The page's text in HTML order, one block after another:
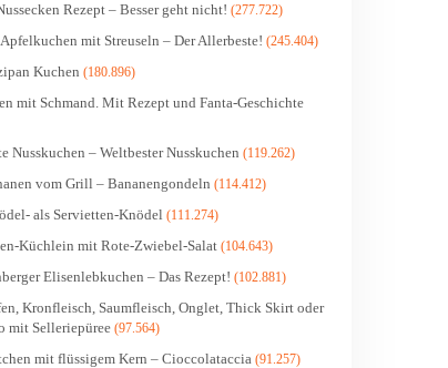
Rezept – Besser geht nicht! (277.722)
mit Streuseln – Der Allerbeste! (245.404)
Kuchen (180.896)
mit Schmand. Mit Rezept und Fanta-Geschichte
Nusskuchen – Weltbester Nusskuchen (119.262)
vom Grill – Bananengondeln (114.412)
als Servietten-Knödel (111.274)
Küchlein mit Rote-Zwiebel-Salat (104.643)
Elisenlebkuchen – Das Rezept! (102.881)
Kronfleisch, Saumfleisch, Onglet, Thick Skirt oder
mit Selleriepüree (97.564)
mit flüssigem Kern – Cioccolataccia (91.257)